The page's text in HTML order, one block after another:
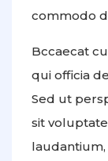
commodo
Bccaecat
qui officia
Sed ut
sit